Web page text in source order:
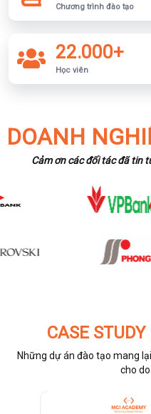
Chương trình đào tạo
22.000+
Học viên
DOANH
Cảm ơn các đối tác đã tin
CASE
Những dự án đào tạo mang
cho